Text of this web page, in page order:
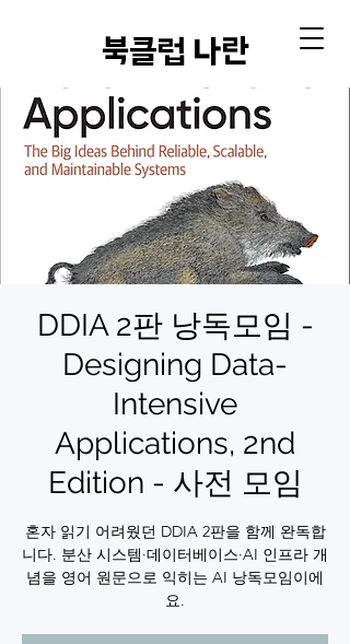
​북클럽 나란
DDIA 2판 낭독모임 -
Designing Data-
Intensive
Applications, 2nd
Edition - 사전 모임
혼자 읽기 어려웠던 DDIA 2판을 함께 완독합
니다. 분산 시스템·데이터베이스·AI 인프라 개
념을 영어 원문으로 익히는 AI 낭독모임이에
요.